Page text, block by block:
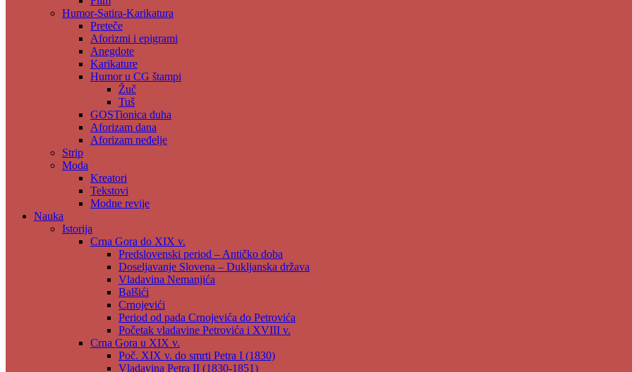
Humor-Satira-Karikatura
Preteče
Aforizmi i epigrami
Anegdote
Karikature
Humor u CG štampi
Žuč
Tuš
GOSTionica duha
Aforizam dana
Aforizam neđelje
Strip
Moda
Kreatori
Tekstovi
Modne revije
Nauka
Istorija
Crna Gora do XIX v.
Predslovenski period – Antičko doba
Doseljavanje Slovena – Dukljanska država
Vladavina Nemanjića
Balšići
Crnojevići
Period od pada Crnojevića do Petrovića
Početak vladavine Petrovića i XVIII v.
Crna Gora u XIX v.
Poč. XIX v. do smrti Petra I (1830)
Vladavina Petra II (1830-1851)